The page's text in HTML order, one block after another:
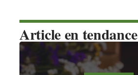
Article en tendance